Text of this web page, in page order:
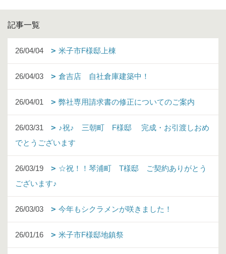
記事一覧
26/04/04 米子市F様邸上棟
26/04/03 倉吉店 自社倉庫建築中！
26/04/01 弊社専用請求書の修正についてのご案内
26/03/31
♪祝♪ 三朝町 F様邸 完成・お引渡しおめ
でとうございます
26/03/19
☆祝！！琴浦町 T様邸 ご契約ありがとう
ございます♪
26/03/03 今年もシクラメンが咲きました！
26/01/16 米子市F様邸地鎮祭